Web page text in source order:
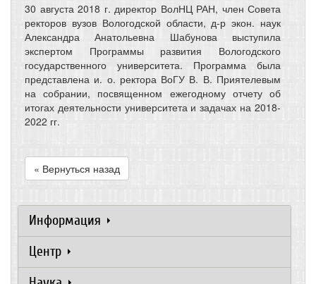
30 августа 2018 г. директор ВолНЦ РАН, член Совета
ректоров вузов Вологодской области, д-р экон. наук
Александра Анатольевна Шабунова выступила
экспертом Программы развития Вологодского
государственного университета. Программа была
представлена и. о. ректора ВоГУ В. В. Приятелевым
на собрании, посвященном ежегодному отчету об
итогах деятельности университета и задачах на 2018-
2022 гг.
« Вернуться назад
Информация
Центр